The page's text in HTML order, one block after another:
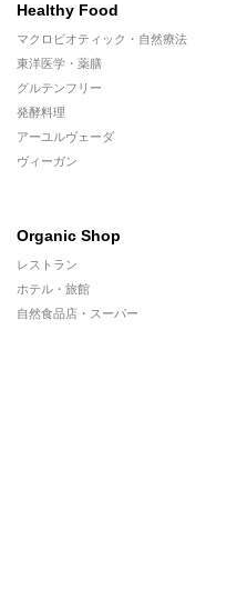
Healthy Food
マクロビオティック・自然療法
東洋医学・薬膳
グルテンフリー
発酵料理
アーユルヴェーダ
ヴィーガン
Organic Shop
レストラン
ホテル・旅館
自然食品店・スーパー